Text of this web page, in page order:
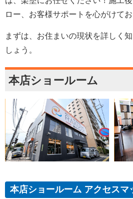
ロー、お客様サポートを心がけてお
まずは、お住まいの現状を詳しく
しょう。
本店ショールーム
本店ショールーム アクセスマ